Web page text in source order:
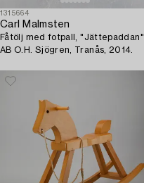
1315664
Carl Malmsten
Fåtölj med fotpall, "Jättepaddan",
AB O.H. Sjögren, Tranås, 2014.